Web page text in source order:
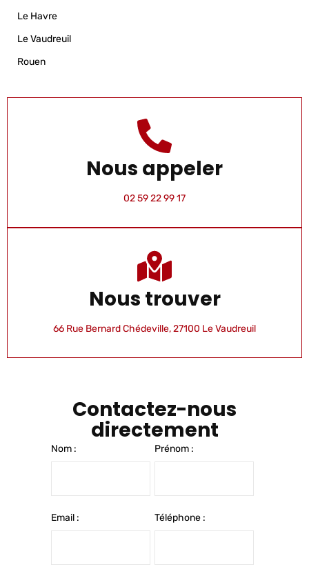
Le Havre
Le Vaudreuil
Rouen
Nous appeler
02 59 22 99 17
Nous trouver
66 Rue Bernard Chédeville, 27100 Le Vaudreuil
Contactez-nous
directement
Nom : Prénom :
Email : Téléphone :